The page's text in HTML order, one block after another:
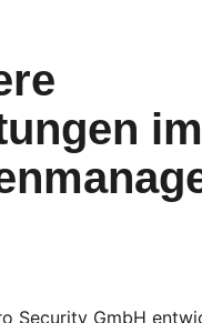
im
Security GmbH